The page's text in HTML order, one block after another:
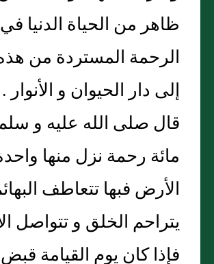
ظاهر من الحياة الدنيا
الرحمة المستردة من
إلى دار الحيوان و الأنوار .
قال صلى الله عليه و
مائة رحمة نزل منها
الأرض فبها تتعاطف
يتراحم الخلق و تتواصل
فإذا كان يوم القيامة